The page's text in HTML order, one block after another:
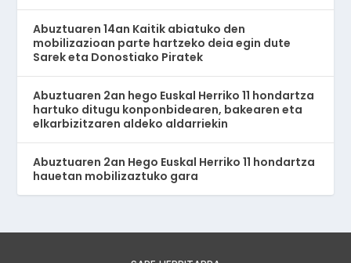
Abuztuaren 14an Kaitik abiatuko den
mobilizazioan parte hartzeko deia egin dute
Sarek eta Donostiako Piratek
Abuztuaren 2an hego Euskal Herriko 11 hondartza
hartuko ditugu konponbidearen, bakearen eta
elkarbizitzaren aldeko aldarriekin
Abuztuaren 2an Hego Euskal Herriko 11 hondartza
hauetan mobilizaztuko gara